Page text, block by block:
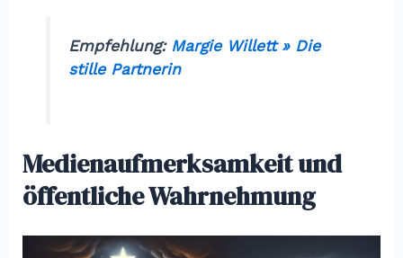
Empfehlung: Margie Willett » Die
stille Partnerin
Medienaufmerksamkeit und
öffentliche Wahrnehmung